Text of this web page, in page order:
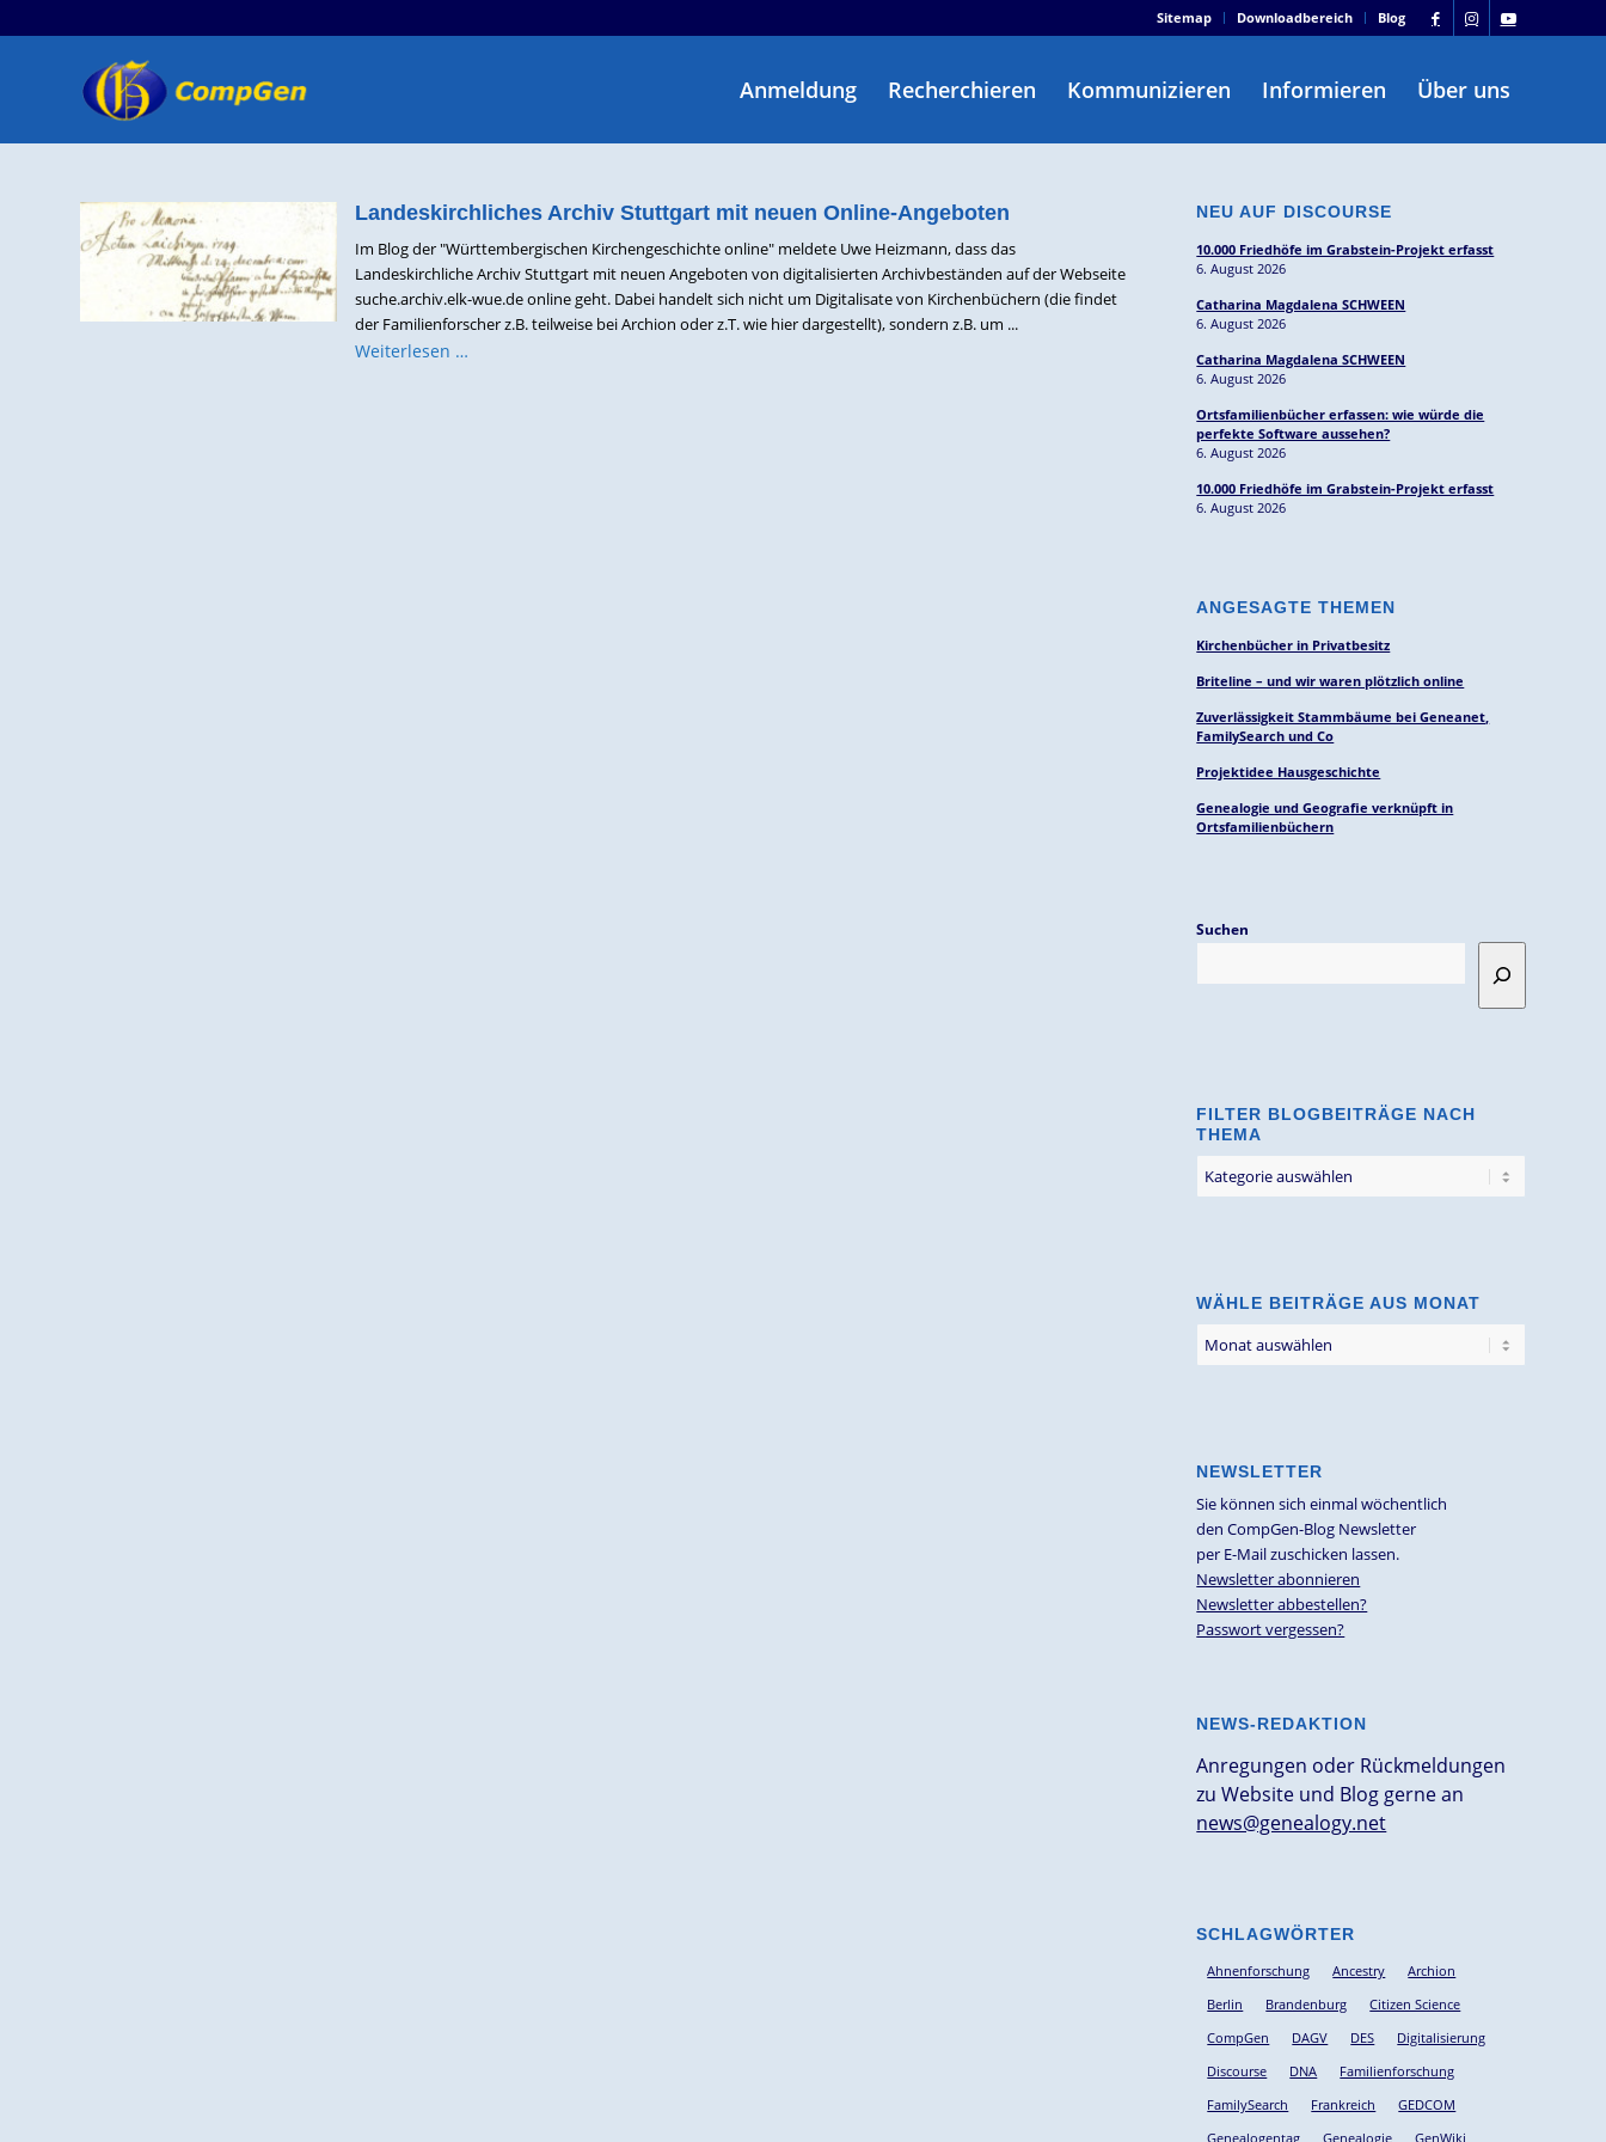
Sitemap Downloadbereich Blog
Anmeldung Recherchieren Kommunizieren Informieren Über uns
Landeskirchliches Archiv Stuttgart mit neuen Online-Angeboten
Im Blog der "Württembergischen Kirchengeschichte online" meldete Uwe Heizmann, dass das
Landeskirchliche Archiv Stuttgart mit neuen Angeboten von digitalisierten Archivbeständen auf der Webseite
suche.archiv.elk-wue.de online geht. Dabei handelt sich nicht um Digitalisate von Kirchenbüchern (die findet
der Familienforscher z.B. teilweise bei Archion oder z.T. wie hier dargestellt), sondern z.B. um ...
Weiterlesen …
NEU AUF DISCOURSE
10.000 Friedhöfe im Grabstein-Projekt erfasst
6. August 2026
Catharina Magdalena SCHWEEN
6. August 2026
Catharina Magdalena SCHWEEN
6. August 2026
Ortsfamilienbücher erfassen: wie würde die
perfekte Software aussehen?
6. August 2026
10.000 Friedhöfe im Grabstein-Projekt erfasst
6. August 2026
ANGESAGTE THEMEN
Kirchenbücher in Privatbesitz
Briteline – und wir waren plötzlich online
Zuverlässigkeit Stammbäume bei Geneanet,
FamilySearch und Co
Projektidee Hausgeschichte
Genealogie und Geografie verknüpft in
Ortsfamilienbüchern
Suchen
FILTER BLOGBEITRÄGE NACH
THEMA
Blogbeiträge
WÄHLE BEITRÄGE AUS MONAT
NEWSLETTER
Sie können sich einmal wöchentlich
den CompGen-Blog Newsletter
per E-Mail zuschicken lassen.
Newsletter abonnieren
Newsletter abbestellen?
Passwort vergessen?
NEWS-REDAKTION
Anregungen oder Rückmeldungen
zu Website und Blog gerne an
news@genealogy.net
SCHLAGWÖRTER
Ahnenforschung Ancestry
Archion
Berlin
Brandenburg
Citizen Science
CompGen
DAGV DES
Digitalisierung
Discourse
DNA
Familienforschung
FamilySearch
Frankreich
GEDCOM
Genealogentag
Genealogie
GenWiki